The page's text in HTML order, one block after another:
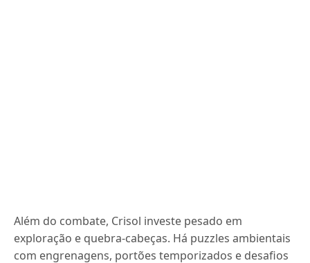
Além do combate, Crisol investe pesado em
exploração e quebra-cabeças. Há puzzles ambientais
com engrenagens, portões temporizados e desafios